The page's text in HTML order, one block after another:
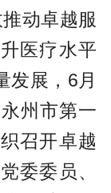
动卓越服
医疗水平
发展，6月
州市第一
召开卓越
委委员、